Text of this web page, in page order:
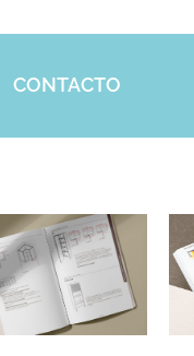
CONTACTO